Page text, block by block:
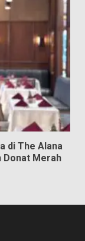
di The Alana
Donat Merah